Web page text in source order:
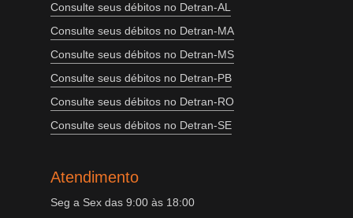
Consulte seus débitos no Detran-AL
Consulte seus débitos no Detran-MA
Consulte seus débitos no Detran-MS
Consulte seus débitos no Detran-PB
Consulte seus débitos no Detran-RO
Consulte seus débitos no Detran-SE
Atendimento
Seg a Sex das 9:00 às 18:00